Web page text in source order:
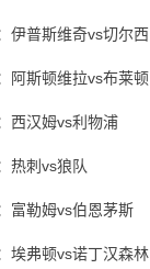
伊普斯维奇vs切尔西
阿斯顿维拉vs布莱顿
西汉姆vs利物浦
热刺vs狼队
富勒姆vs伯恩茅斯
埃弗顿vs诺丁汉森林